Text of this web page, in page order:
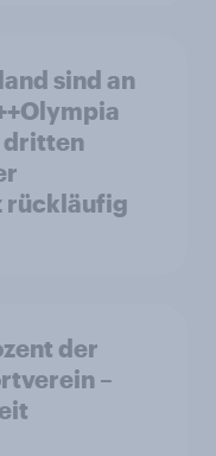
sind an
dritten
rückläufig
der
–